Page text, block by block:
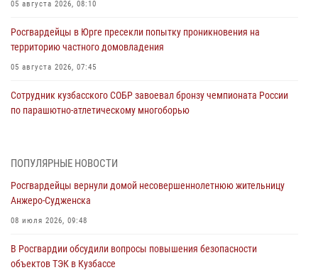
05 августа 2026, 08:10
Росгвардейцы в Юрге пресекли попытку проникновения на
территорию частного домовладения
05 августа 2026, 07:45
Сотрудник кузбасского СОБР завоевал бронзу чемпионата России
по парашютно-атлетическому многоборью
Кузбассовцы высоко оценили качество предоставления
04 августа 2026, 09:42
Росгвардейцы помогли разыскать троих юных путешественников из
04 августа 2026, 08:42
ПОПУЛЯРНЫЕ НОВОСТИ
Росгвардейцы вернули домой несовершеннолетнюю жительницу
Анжеро-Судженска
08 июля 2026, 09:48
В Росгвардии обсудили вопросы повышения безопасности
объектов ТЭК в Кузбассе